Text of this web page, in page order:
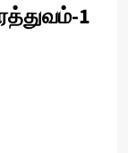
1